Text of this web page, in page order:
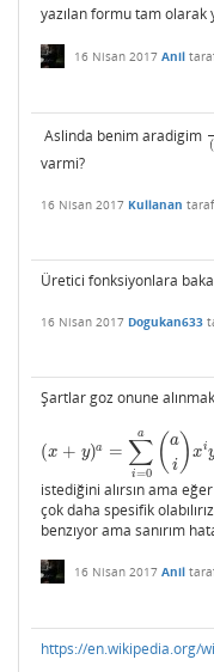
yazılan formu tam olarak
16 Nisan 2017 Anil
Aslinda benim aradigim
(
1
varmi?
16 Nisan 2017 Kullanan
Üretici fonksiyonlara
16 Nisan 2017 Dogukan633
Şartlar goz onune
(x + y)a = ∑
i=0
a (a
i )xi
(x+ y)a =∑i =0a (a x y i
istediğini alırsın ama
çok daha spesifik
benzıyor ama sanırım
16 Nisan 2017 Anil
https://en.wikipedia.org/